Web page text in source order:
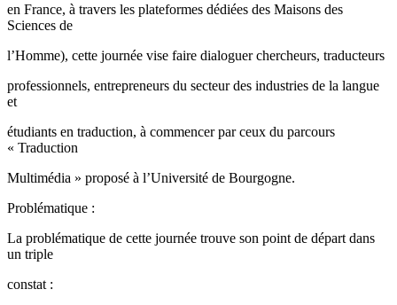
en France, à travers les plateformes dédiées des Maisons des
Sciences de
l’Homme), cette journée vise faire dialoguer chercheurs, traducteurs
professionnels, entrepreneurs du secteur des industries de la langue
et
étudiants en traduction, à commencer par ceux du parcours
« Traduction
Multimédia » proposé à l’Université de Bourgogne.
Problématique :
La problématique de cette journée trouve son point de départ dans
un triple
constat :